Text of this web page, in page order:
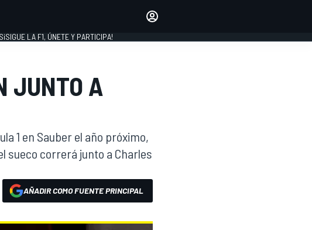
¡SIGUE LA F1, ÚNETE Y PARTICIPA!
JUNTO A
1 en Sauber el año próximo,
sueco correrá junto a Charles
AÑADIR COMO FUENTE PRINCIPAL